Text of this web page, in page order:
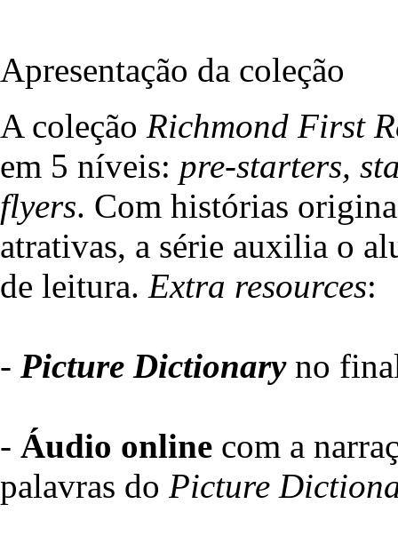
Apresentação da coleção
A coleção Richmond First
em 5 níveis: pre-starters,
flyers. Com histórias
atrativas, a série auxilia o
de leitura. Extra resources:
- Picture Dictionaryno
- Áudio online com a
palavras do Picture